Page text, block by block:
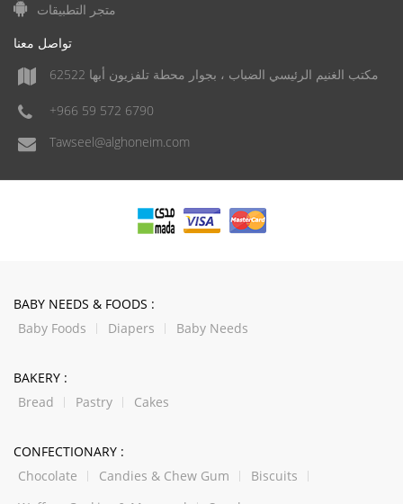
متجر التطبيقات
تواصل معنا
مكتب الغنيم الرئيسي الضباب ، بجوار محطة تلفزيون أبها 62522
+966 59 572 6790
Tawseel@alghoneim.com
BABY NEEDS & FOODS :
Baby Foods
Diapers Baby Needs
BAKERY :
Bread
Pastry Cakes
CONFECTIONARY :
Chocolate
Candies & Chew Gum
Biscuits